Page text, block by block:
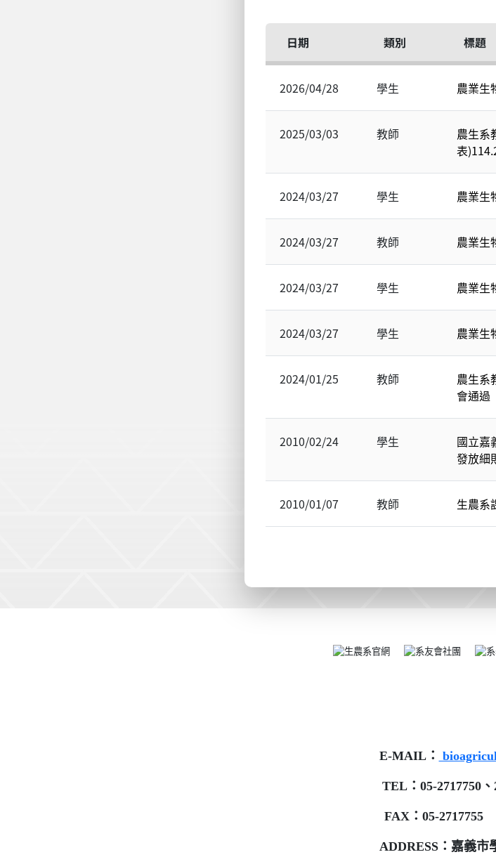
日期 類別 標題
2026/04/28 學生 農業生
2025/03/03 教師
農生系
表
2024/03/27 學生 農業生
2024/03/27 教師 農業生
2024/03/27 學生 農業生
2024/03/27 學生 農業生
2024/01/25 教師
農生系
會通過
2010/02/24 學生
國立嘉
發放細
2010/01/07 教師 生農系
E-MAIL：
TEL：05-
FAX：05-
ADDRESS：嘉義市